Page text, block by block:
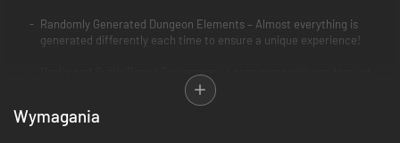
Randomly Generated Dungeon Elements – Almost everything is
generated differently each time to ensure a unique experience!
Prefix and Suffix Based Equipment – Loots come with random yet
rare prefixes and suffixes. Combat, collect and combine for a killer
Wymagania